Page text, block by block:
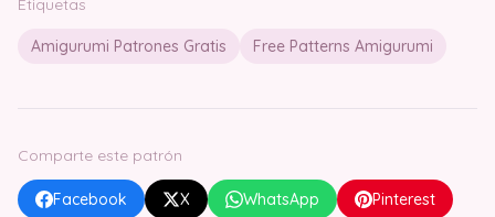
Etiquetas
Amigurumi Patrones Gratis Free Patterns Amigurumi
Comparte este patrón
Facebook X WhatsApp Pinterest